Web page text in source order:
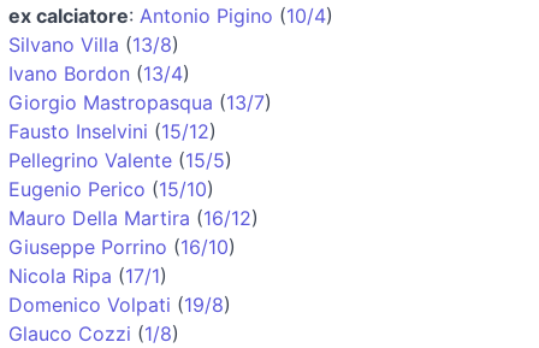
ex calciatore: Antonio Pigino (10/4)
Silvano Villa (13/8)
Ivano Bordon (13/4)
Giorgio Mastropasqua (13/7)
Fausto Inselvini (15/12)
Pellegrino Valente (15/5)
Eugenio Perico (15/10)
Mauro Della Martira (16/12)
Giuseppe Porrino (16/10)
Nicola Ripa (17/1)
Domenico Volpati (19/8)
Glauco Cozzi (1/8)